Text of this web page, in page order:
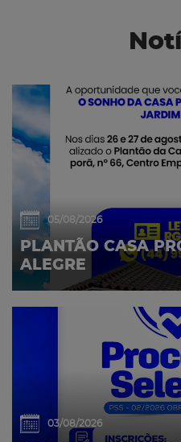
05/08/2026
PLANTÃO CASA
ALEGRE
03/08/2026